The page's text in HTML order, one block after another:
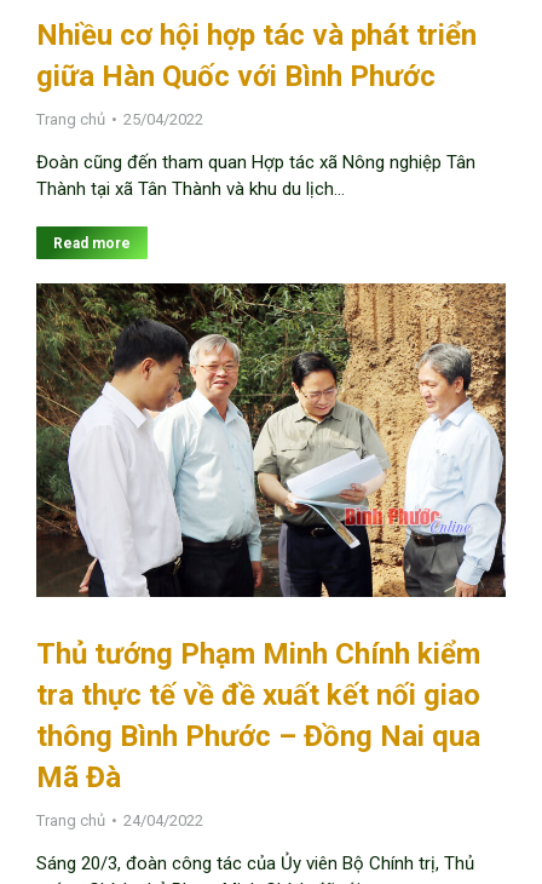
Nhiều cơ hội hợp tác và phát triển
giữa Hàn Quốc với Bình Phước
Trang chủ 25/04/2022
Đoàn cũng đến tham quan Hợp tác xã Nông nghiệp Tân
Thành tại xã Tân Thành và khu du lịch…
Read more
Thủ tướng Phạm Minh Chính kiểm
tra thực tế về đề xuất kết nối giao
thông Bình Phước – Đồng Nai qua
Mã Đà
Trang chủ 24/04/2022
Sáng 20/3, đoàn công tác của Ủy viên Bộ Chính trị, Thủ